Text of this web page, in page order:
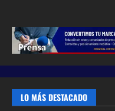
Día del
San
24
LO MÁS DESTACADO